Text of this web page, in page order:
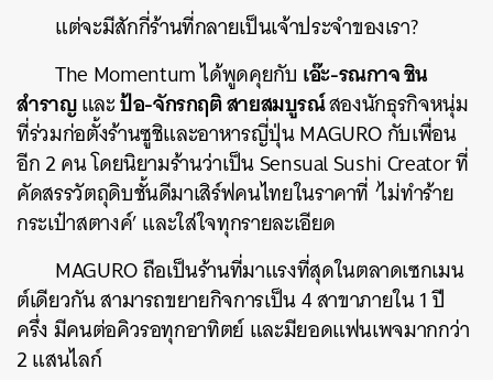
แต่จะมีสักกี่ร้านที่กลายเป็นเจ้าประจำของเรา?
The Momentum ได้พูดคุยกับ เอ๊ะ-รณกาจ ชิน
สำราญและป้อ-จักรกฤติ สายสมบูรณ์สองนักธุรกิจหนุ่ม
ที่ร่วมก่อตั้งร้านซูชิและอาหารญี่ปุ่น MAGURO กับเพื่อน
อีก 2 คน โดยนิยามร้านว่าเป็น Sensual Sushi Creator ที่
คัดสรรวัตถุดิบชั้นดีมาเสิร์ฟคนไทยในราคาที่ ‘ไม่ทำร้าย
กระเป๋าสตางค์’ และใส่ใจทุกรายละเอียด
MAGURO ถือเป็นร้านที่มาแรงที่สุดในตลาดเซกเมน
ต์เดียวกัน สามารถขยายกิจการเป็น 4 สาขาภายใน 1 ปี
ครึ่ง มีคนต่อคิวรอทุกอาทิตย์ และมียอดแฟนเพจมากกว่า
2 แสนไลก์